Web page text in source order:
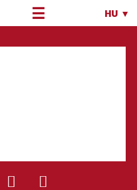
☰ HU ▼